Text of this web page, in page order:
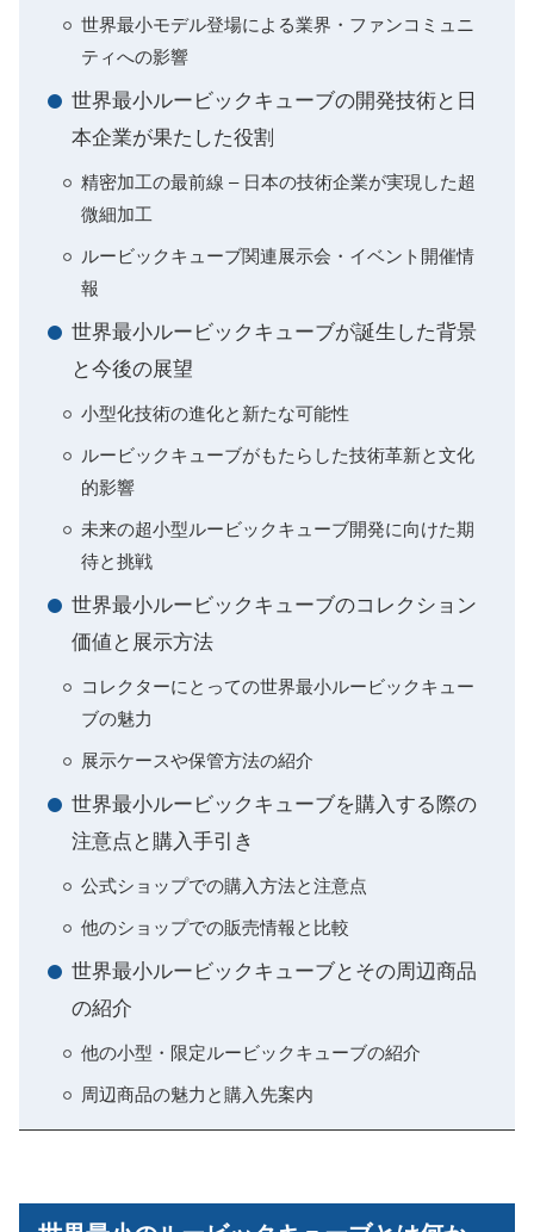
世界最小モデル登場による業界・ファンコミュニ
ティへの影響
世界最小ルービックキューブの開発技術と日
本企業が果たした役割
精密加工の最前線 – 日本の技術企業が実現した超
微細加工
ルービックキューブ関連展示会・イベント開催情
報
世界最小ルービックキューブが誕生した背景
と今後の展望
小型化技術の進化と新たな可能性
ルービックキューブがもたらした技術革新と文化
的影響
未来の超小型ルービックキューブ開発に向けた期
待と挑戦
世界最小ルービックキューブのコレクション
価値と展示方法
コレクターにとっての世界最小ルービックキュー
ブの魅力
展示ケースや保管方法の紹介
世界最小ルービックキューブを購入する際の
注意点と購入手引き
公式ショップでの購入方法と注意点
他のショップでの販売情報と比較
世界最小ルービックキューブとその周辺商品
の紹介
他の小型・限定ルービックキューブの紹介
周辺商品の魅力と購入先案内